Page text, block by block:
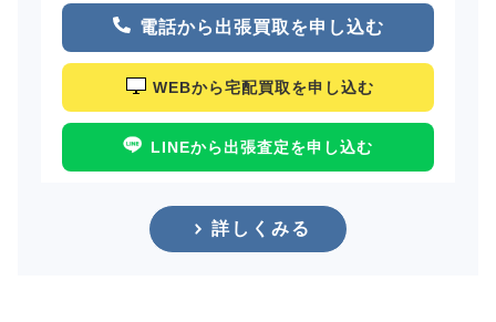
電話から出張買取を申し込む
WEBから宅配買取を申し込む
LINEから出張査定を申し込む
詳しくみる